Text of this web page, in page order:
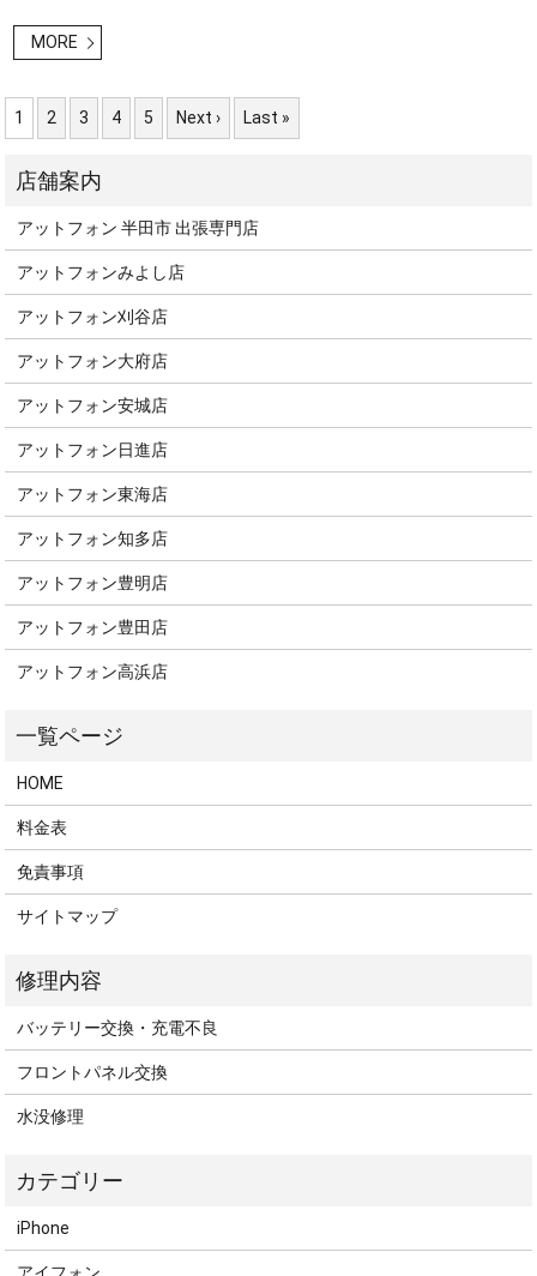
MORE
1 2 3 4 5 Next › Last »
アットフォン 半田市 出張専門店
アットフォンみよし店
アットフォン刈谷店
アットフォン大府店
アットフォン安城店
アットフォン日進店
アットフォン東海店
アットフォン知多店
アットフォン豊明店
アットフォン豊田店
アットフォン高浜店
HOME
料金表
免責事項
サイトマップ
バッテリー交換・充電不良
フロントパネル交換
水没修理
iPhone